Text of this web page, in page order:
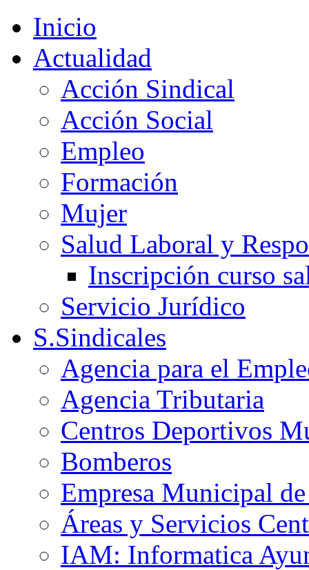
Inicio
Actualidad
Acción Sindical
Acción Social
Empleo
Formación
Mujer
Salud Laboral y
Inscripción curso
Servicio Jurídico
S.Sindicales
Agencia para el
Agencia Tributaria
Centros Deportivos
Bomberos
Empresa Municipal
Áreas y Servicios
IAM: Informatica